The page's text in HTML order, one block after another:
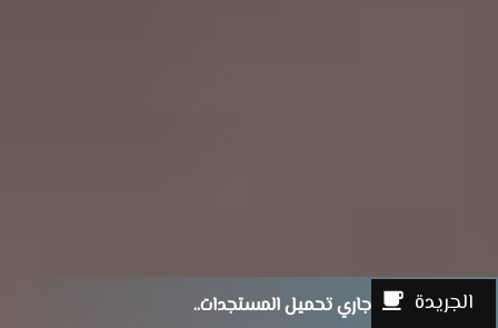
الجريدة جاري تحميل المستجدات..